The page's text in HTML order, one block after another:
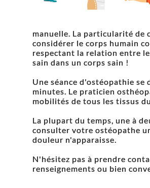
manuelle. La particularité de
considérer le corps humain
respectant la relation entre
sain dans un corps sain !
Une séance d'ostéopathie
minutes. Le praticien
mobilités de tous les tissus
La plupart du temps, une à
consulter votre ostéopathe
douleur n'apparaisse.
N'hésitez pas à prendre
renseignements ou bien